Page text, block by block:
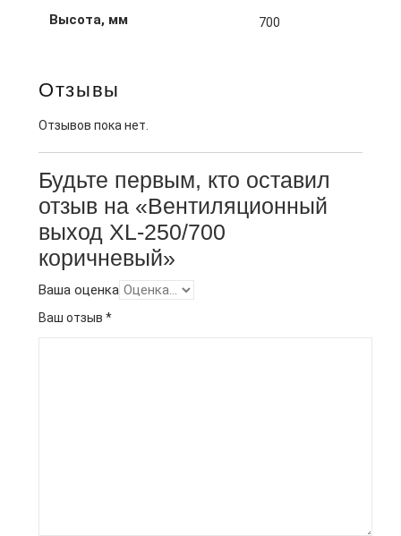
Высота, мм 700
Отзывы
Отзывов пока нет.
Будьте первым, кто оставил
отзыв на «Вентиляционный
выход XL-250/700
коричневый»
Ваша оценка
Ваш отзыв *